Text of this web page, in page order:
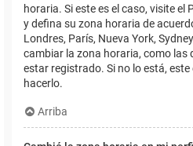
horaria. Si este es el caso, visite el
y defina su zona horaria de
Londres, París, Nueva York,
cambiar la zona horaria, como las
estar registrado. Si no lo está,
hacerlo.
Arriba